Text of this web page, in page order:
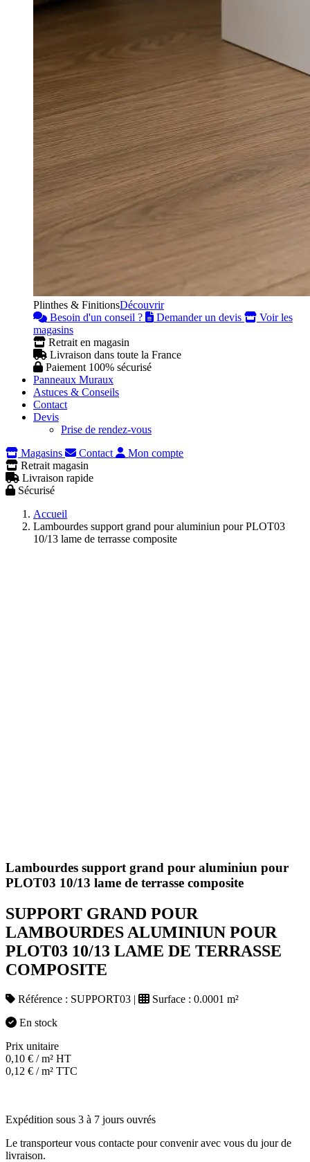
Plinthes & FinitionsDécouvrir
Besoin d'un conseil ?
Demander un devis
Voir les
magasins
Retrait en magasin
Livraison dans toute la France
Paiement 100% sécurisé
Panneaux Muraux
Astuces & Conseils
Contact
Devis
Prise de rendez-vous
Magasins
Contact
Mon compte
Retrait magasin
Livraison rapide
Sécurisé
Accueil
Lambourdes support grand pour aluminiun pour PLOT03
10/13 lame de terrasse composite
Lambourdes support grand pour aluminiun pour
PLOT03 10/13 lame de terrasse composite
SUPPORT GRAND POUR
LAMBOURDES ALUMINIUN POUR
PLOT03 10/13 LAME DE TERRASSE
COMPOSITE
Référence : SUPPORT03 | Surface : 0.0001 m²
En stock
Prix unitaire
0,10 € / m² HT
0,12 € / m² TTC
Expédition sous 3 à 7 jours ouvrés
Le transporteur vous contacte pour convenir avec vous du jour de
livraison.